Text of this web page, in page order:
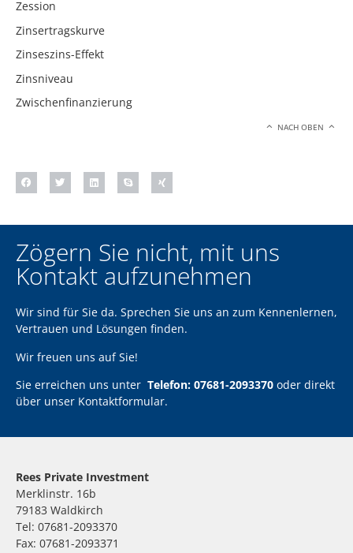
Zession
Zinsertragskurve
Zinseszins-Effekt
Zinsniveau
Zwischenfinanzierung
NACH OBEN
Zögern Sie nicht, mit uns
Kontakt aufzunehmen
Wir sind für Sie da. Sprechen Sie uns an zum Kennenlernen,
Vertrauen und Lösungen finden.
Wir freuen uns auf Sie!
Sie erreichen uns unter Telefon: 07681-2093370 oder direkt
über unser Kontaktformular.
Rees Private Investment
Merklinstr. 16b
79183 Waldkirch
Tel: 07681-2093370
Fax: 07681-2093371